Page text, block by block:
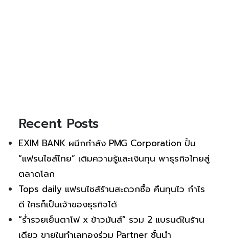
Recent Posts
EXIM BANK ผนึกกำลัง PMG Corporation ปั้น
“แฟรนไชส์ไทย” เติมความรู้และเงินทุน พาธุรกิจไทยสู่
ตลาดโลก
Tops daily แฟรนไชส์ร้านสะดวกซื้อ คืนทุนไว กำไร
ดี ใครก็เป็นเจ้าของธุรกิจได้
“ร่ำรวยเย็นตาโฟ x ข้าวมันส์” รวม 2 แบรนด์ในร้าน
เดียว ขายในทำเลทองร่วม Partner ชั้นนำ